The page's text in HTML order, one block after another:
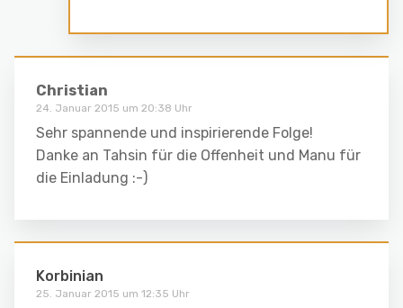
Christian
24. Januar 2015 um 20:38 Uhr
Sehr spannende und inspirierende Folge!
Danke an Tahsin für die Offenheit und Manu für
die Einladung :-)
Korbinian
25. Januar 2015 um 12:35 Uhr